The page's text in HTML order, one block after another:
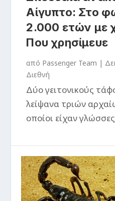
Αίγυπτο: Στο
2.000 ετών με
Που χρησίμευε
από Passenger Team |
Διεθνή
Δύο γειτονικούς
λείψανα τριών
οποίοι είχαν